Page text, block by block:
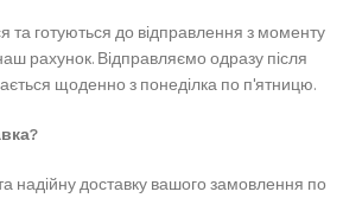
готуються до відправлення з моменту
рахунок. Відправляємо одразу після
щоденно з понеділка по п'ятницю.
надійну доставку вашого замовлення по